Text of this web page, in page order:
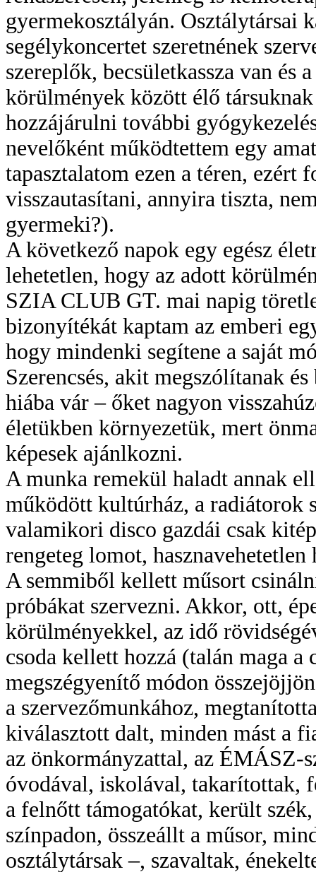
gyermekosztályán. Osztálytársai
segélykoncertet szeretnének
szereplők, becsületkassza van és
körülmények között élő
hozzájárulni további
nevelőként működtettem egy
tapasztalatom ezen a téren,
visszautasítani, annyira tiszta,
gyermeki?).
A következő napok egy egész
lehetetlen, hogy az adott
SZIA CLUB GT. mai napig
bizonyítékát kaptam az emberi
hogy mindenki segítene a saját
Szerencsés, akit megszólítanak
hiába vár – őket nagyon
életükben környezetük, mert
képesek ajánlkozni.
A munka remekül haladt annak
működött kultúrház, a radiátorok
valamikori disco gazdái csak
rengeteg lomot,
A semmiből kellett műsort
próbákat szervezni. Akkor, ott,
körülményekkel, az idő
csoda kellett hozzá (talán maga
megszégyenítő módon
a szervezőmunkához,
kiválasztott dalt, minden mást a
az önkormányzattal, az ÉMÁSZ-
óvodával, iskolával, takarítottak,
a felnőtt támogatókat, került
színpadon, összeállt a műsor,
osztálytársak –, szavaltak,